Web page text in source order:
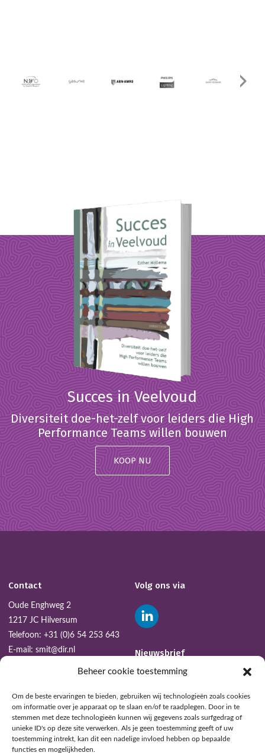
Beheer cookie toestemming
Om de beste ervaringen te bieden, gebruiken wij technologieën zoals cookies
om informatie over je apparaat op te slaan en/of te raadplegen. Door in te
stemmen met deze technologieën kunnen wij gegevens zoals surfgedrag of
unieke ID's op deze site verwerken. Als je geen toestemming geeft of uw
toestemming intrekt, kan dit een nadelige invloed hebben op bepaalde
functies en mogelijkheden.
Succes in Veelvoud
Diversiteit doe-het-zelf voor leiders die High
Performance Teams willen bouwen
KOOP NU
Contact
Oude Enghweg 2
1217 JC Hilversum
Telefoon: +31 (0)6 54 253 643
E-mail: smit@dir.nl
Volg ons via
Nieuwsbrief